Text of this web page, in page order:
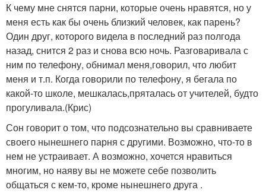
К чему мне снятся парни, которые очень нравятся, но у
меня есть как бы очень близкий человек, как парень?
Один друг, которого видела в последний раз полгода
назад, снится 2 раз и снова всю ночь. Разговаривала с
ним по телефону, обнимал меня,говорил, что любит
меня и т.п. Когда говорили по телефону, я бегала по
какой-то школе, мешкалась,пряталась от учителей, будто
прогуливала.(Крис)
Сон говорит о том, что подсознательно вы сравниваете
своего нынешнего парня с другими. Возможно, что-то в
нем не устраивает. А возможно, хочется нравиться
многим, но наяву вы не можете себе позволить
общаться с кем-то, кроме нынешнего друга .